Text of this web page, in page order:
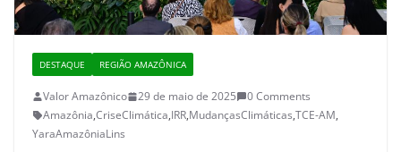
DESTAQUE REGIÃO AMAZÔNICA
Valor Amazônico 29 de maio de 2025
0 Comments
Amazônia,CriseClimática,IRR,MudançasClimáticas,TCE-AM,
YaraAmazôniaLins